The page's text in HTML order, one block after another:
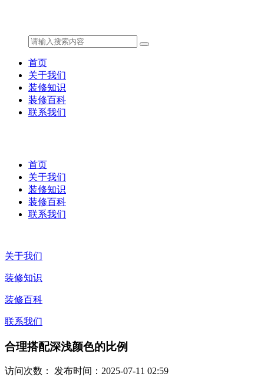
首页
关于我们
装修知识
装修百科
联系我们
首页
关于我们
装修知识
装修百科
联系我们
关于我们
装修知识
装修百科
联系我们
合理搭配深浅颜色的比例
访问次数： 发布时间：2025-07-11 02:59